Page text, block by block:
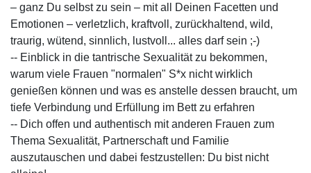
– ganz Du selbst zu sein – mit all Deinen Facetten und
Emotionen – verletzlich, kraftvoll, zurückhaltend, wild,
traurig, wütend, sinnlich, lustvoll... alles darf sein ;-)
-- Einblick in die tantrische Sexualität zu bekommen,
warum viele Frauen "normalen" S*x nicht wirklich
genießen können und was es anstelle dessen braucht, um
tiefe Verbindung und Erfüllung im Bett zu erfahren
-- Dich offen und authentisch mit anderen Frauen zum
Thema Sexualität, Partnerschaft und Familie
auszutauschen und dabei festzustellen: Du bist nicht